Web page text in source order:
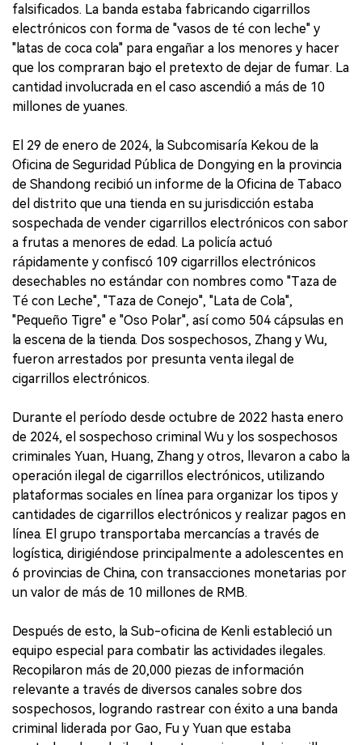
falsificados. La banda estaba fabricando cigarrillos
electrónicos con forma de "vasos de té con leche" y
"latas de coca cola" para engañar a los menores y hacer
que los compraran bajo el pretexto de dejar de fumar. La
cantidad involucrada en el caso ascendió a más de 10
millones de yuanes.
El 29 de enero de 2024, la Subcomisaría Kekou de la
Oficina de Seguridad Pública de Dongying en la provincia
de Shandong recibió un informe de la Oficina de Tabaco
del distrito que una tienda en su jurisdicción estaba
sospechada de vender cigarrillos electrónicos con sabor
a frutas a menores de edad. La policía actuó
rápidamente y confiscó 109 cigarrillos electrónicos
desechables no estándar con nombres como "Taza de
Té con Leche", "Taza de Conejo", "Lata de Cola",
"Pequeño Tigre" e "Oso Polar", así como 504 cápsulas en
la escena de la tienda. Dos sospechosos, Zhang y Wu,
fueron arrestados por presunta venta ilegal de
cigarrillos electrónicos.
Durante el período desde octubre de 2022 hasta enero
de 2024, el sospechoso criminal Wu y los sospechosos
criminales Yuan, Huang, Zhang y otros, llevaron a cabo la
operación ilegal de cigarrillos electrónicos, utilizando
plataformas sociales en línea para organizar los tipos y
cantidades de cigarrillos electrónicos y realizar pagos en
línea. El grupo transportaba mercancías a través de
logística, dirigiéndose principalmente a adolescentes en
6 provincias de China, con transacciones monetarias por
un valor de más de 10 millones de RMB.
Después de esto, la Sub-oficina de Kenli estableció un
equipo especial para combatir las actividades ilegales.
Recopilaron más de 20,000 piezas de información
relevante a través de diversos canales sobre dos
sospechosos, logrando rastrear con éxito a una banda
criminal liderada por Gao, Fu y Yuan que estaba